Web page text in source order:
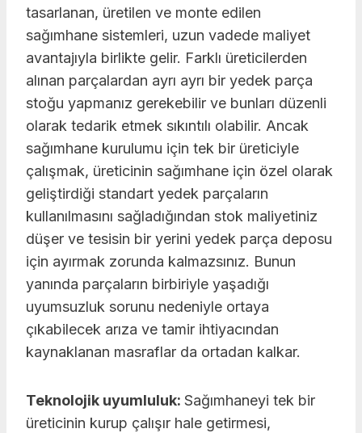
tasarlanan, üretilen ve monte edilen
sağımhane sistemleri, uzun vadede maliyet
avantajıyla birlikte gelir. Farklı üreticilerden
alınan parçalardan ayrı ayrı bir yedek parça
stoğu yapmanız gerekebilir ve bunları düzenli
olarak tedarik etmek sıkıntılı olabilir. Ancak
sağımhane kurulumu için tek bir üreticiyle
çalışmak, üreticinin sağımhane için özel olarak
geliştirdiği standart yedek parçaların
kullanılmasını sağladığından stok maliyetiniz
düşer ve tesisin bir yerini yedek parça deposu
için ayırmak zorunda kalmazsınız. Bunun
yanında parçaların birbiriyle yaşadığı
uyumsuzluk sorunu nedeniyle ortaya
çıkabilecek arıza ve tamir ihtiyacından
kaynaklanan masraflar da ortadan kalkar.
Teknolojik uyumluluk: Sağımhaneyi tek bir
üreticinin kurup çalışır hale getirmesi,